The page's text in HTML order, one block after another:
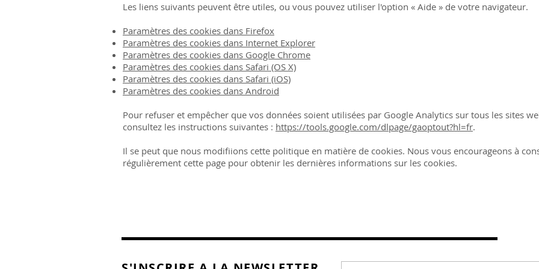
Les liens suivants peuvent être utiles, ou vous pouvez utiliser l'option « Aide » de votre navigateur.
Paramètres des cookies dans Firefox
Paramètres des cookies dans Internet Explorer
Paramètres des cookies dans Google Chrome
Paramètres des cookies dans Safari (OS X)
Paramètres des cookies dans Safari (iOS)
Paramètres des cookies dans Android
Pour refuser et empêcher que vos données soient utilisées par Google Analytics sur tous les sites
consultez les instructions suivantes : https://tools.google.com/dlpage/gaoptout?hl=fr.
Il se peut que nous modifiions cette politique en matière de cookies. Nous vous encourageons à
régulièrement cette page pour obtenir les dernières informations sur les cookies.